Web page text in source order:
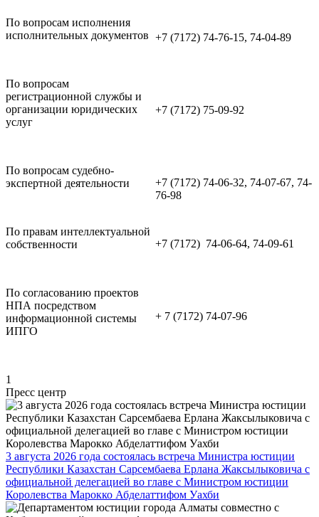
По вопросам исполнения
исполнительных документов
По вопросам
регистрационной службы и
организации юридических
услуг
По вопросам судебно-
экспертной деятельности
По правам интеллектуальной
собственности
По согласованию проектов
НПА посредством
информационной системы
ИПГО
+7 (7172) 74-76-15, 74-04-89
+7 (7172) 75-09-92
+7 (7172) 74-06-32, 74-07-67, 74-
76-98
+7 (7172) 74-06-64, 74-09-61
+ 7 (7172) 74-07-96
1
Пресс центр
3 августа 2026 года состоялась встреча Министра юстиции
Республики Казахстан Сарсембаева Ерлана Жаксылыковича с
официальной делегацией во главе с Министром юстиции
Королевства Марокко Абделаттифом Уахби